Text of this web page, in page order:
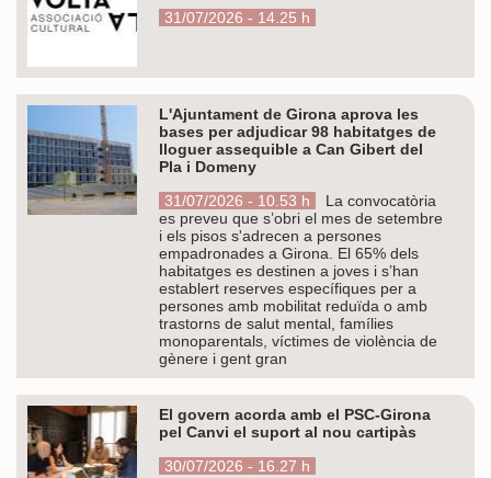
31/07/2026 - 14.25 h
L'Ajuntament de Girona aprova les
bases per adjudicar 98 habitatges de
lloguer assequible a Can Gibert del
Pla i Domeny
31/07/2026 - 10.53 h
La convocatòria
es preveu que s’obri el mes de setembre
i els pisos s'adrecen a persones
empadronades a Girona. El 65% dels
habitatges es destinen a joves i s’han
establert reserves específiques per a
persones amb mobilitat reduïda o amb
trastorns de salut mental, famílies
monoparentals, víctimes de violència de
gènere i gent gran
El govern acorda amb el PSC-Girona
pel Canvi el suport al nou cartipàs
30/07/2026 - 16.27 h